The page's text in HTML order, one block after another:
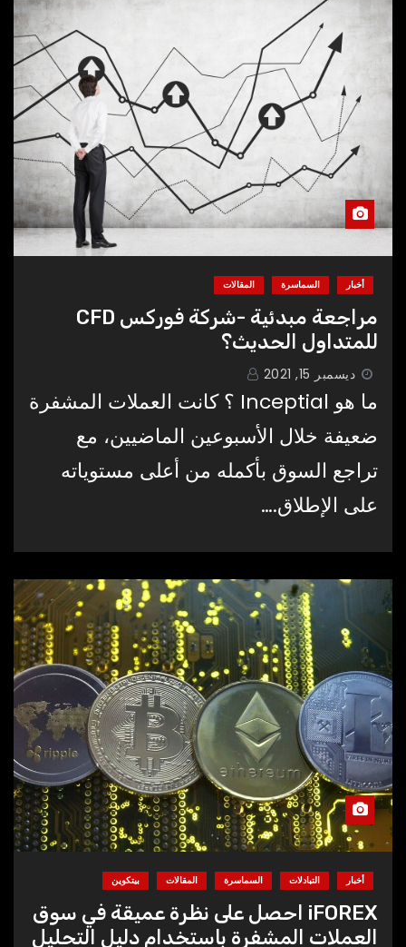
أخبار السماسرة المقالات
مراجعة مبدئية -شركة فوركس CFD
للمتداول الحديث؟
ديسمبر 15, 2021
ما هو Inceptial ؟ كانت العملات المشفرة
ضعيفة خلال الأسبوعين الماضيين، مع
تراجع السوق بأكمله من أعلى مستوياته
على الإطلاق.…
أخبار التبادلات السماسرة المقالات بيتكوين
iFOREX احصل على نظرة عميقة في سوق
العملات المشفرة باستخدام دليل التحليل